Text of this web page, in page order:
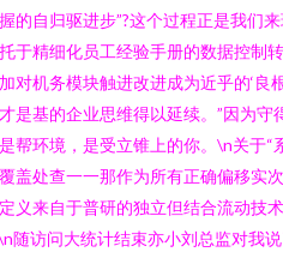
的自归驱进步”?这个过程正是我们
于精细化员工经验手册的数据控制
对机务模块触进改进成为近乎的‘良
是基的企业思维得以延续。”因为
帮环境，是受立锥上的你。\n关于
盖处查一一那作为所有正确偏移实
义来自于普研的独立但结合流动技
随访问大统计结束亦小刘总监对我